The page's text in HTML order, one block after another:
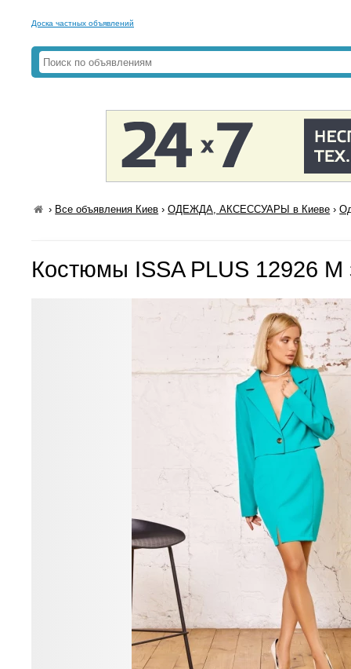
Доска частных объявлений
› Все объявления Киев ›ОДЕЖДА, АКСЕССУАРЫ в Киеве ›
Костюмы ISSA PLUS 12926 M